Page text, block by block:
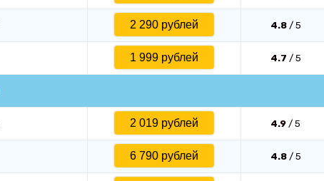
2 290 рублей 4.8/ 5
1 999 рублей 4.7 / 5
2 019 рублей 4.9 / 5
6 790 рублей 4.8/ 5